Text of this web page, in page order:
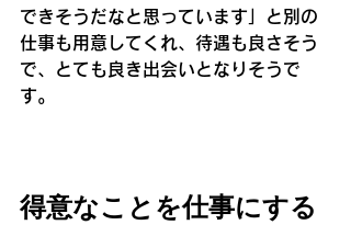
できそうだなと思っています」と別の
仕事も用意してくれ、待遇も良さそう
で、とても良き出会いとなりそうで
す。
得意なことを仕事にする